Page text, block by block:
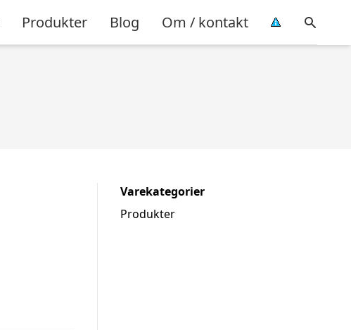
Produkter Blog Om / kontakt
Varekategorier
Produkter